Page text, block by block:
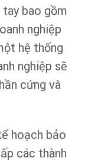
bao gồm
nghiệp
hệ thống
nghiệp sẽ
cứng và
hoạch bảo
các thành